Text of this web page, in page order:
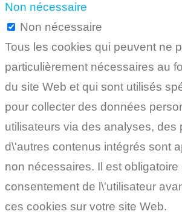
Non nécessaire
Non nécessaire
Tous les cookies qui peuvent ne
particulièrement nécessaires au
du site Web et qui sont utilisés
pour collecter des données
utilisateurs via des analyses, des
d\'autres contenus intégrés sont
non nécessaires. Il est obligatoire
consentement de l\'utilisateur
ces cookies sur votre site Web.